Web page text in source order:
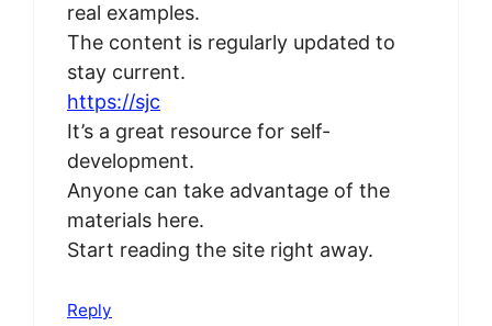
real examples.
The content is regularly updated to
stay current.
https://sjc
It’s a great resource for self-
development.
Anyone can take advantage of the
materials here.
Start reading the site right away.
Reply